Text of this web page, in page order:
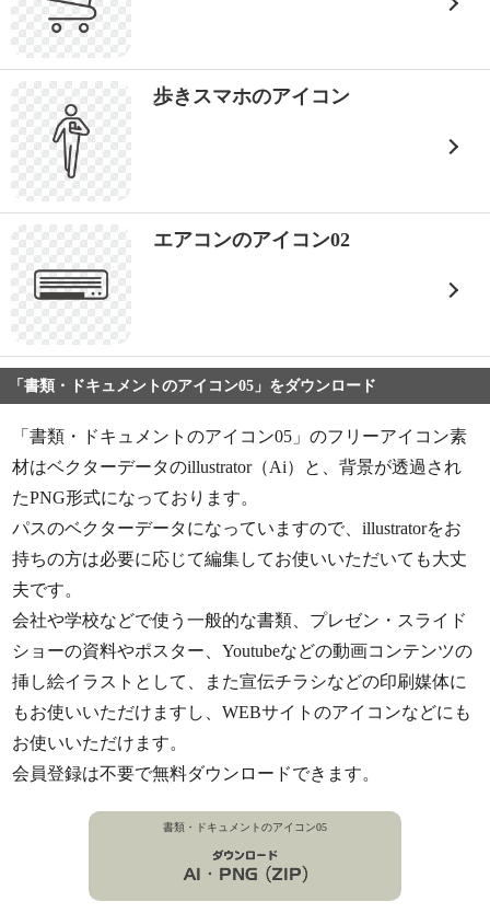
歩きスマホのアイコン
エアコンのアイコン02
「書類・ドキュメントのアイコン05」をダウンロード
「書類・ドキュメントのアイコン05」のフリーアイコン素
材はベクターデータのillustrator（Ai）と、背景が透過され
たPNG形式になっております。
パスのベクターデータになっていますので、illustratorをお
持ちの方は必要に応じて編集してお使いいただいても大丈
夫です。
会社や学校などで使う一般的な書類、プレゼン・スライド
ショーの資料やポスター、Youtubeなどの動画コンテンツの
挿し絵イラストとして、また宣伝チラシなどの印刷媒体に
もお使いいただけますし、WEBサイトのアイコンなどにも
お使いいただけます。
会員登録は不要で無料ダウンロードできます。
書類・ドキュメントのアイコン05